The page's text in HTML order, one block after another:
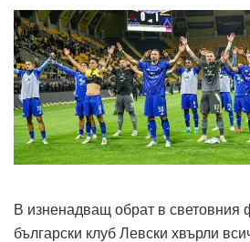
В изненадващ обрат в световния
български клуб Левски хвърли